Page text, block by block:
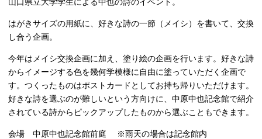
はがきサイズの用紙に、好きな詩の一節（メイシ）を書いて、交換
し合う企画。
今年はメイシ交換企画に加え、塗り絵の企画を行います。好きな詩
からイメージする色を幾何学模様に自由に塗っていただく企画で
す。つくったものはポストカードとしてお持ち帰りいただけます。
好きな詩を選ぶのが難しいという方向けに、中原中也記念館で紹介
されている詩からピックアップしたものから選ぶこともできます。
会場 中原中也記念館前庭 ※雨天の場合は記念館内